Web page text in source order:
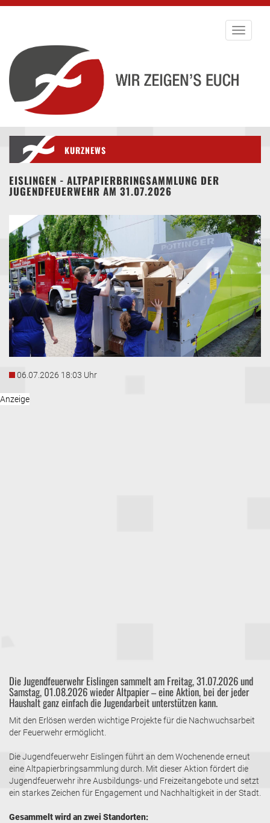
Toggle
KURZNEWS
EISLINGEN - ALTPAPIERBRINGSAMMLUNG DER
JUGENDFEUERWEHR AM 31.07.2026
06.07.2026 18:03 Uhr
Die Jugendfeuerwehr Eislingen sammelt am Freitag, 31.07.2026 und
Samstag, 01.08.2026 wieder Altpapier – eine Aktion, bei der jeder
Haushalt ganz einfach die Jugendarbeit unterstützen kann.
Mit den Erlösen werden wichtige Projekte für die Nachwuchsarbeit
der Feuerwehr ermöglicht.
Die Jugendfeuerwehr Eislingen führt an dem Wochenende erneut
eine Altpapierbringsammlung durch. Mit dieser Aktion fördert die
Jugendfeuerwehr ihre Ausbildungs- und Freizeitangebote und setzt
ein starkes Zeichen für Engagement und Nachhaltigkeit in der Stadt.
Gesammelt wird an zwei Standorten: